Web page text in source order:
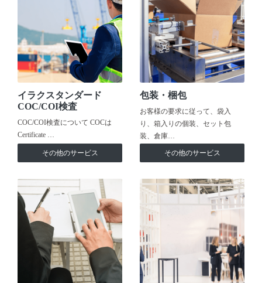
イラクスタンダード
COC/COI検査
COC/COI検査について COCは
Certificate …
その他のサービス
包装・梱包
お客様の要求に従って、袋入
り、箱入りの個装、セット包
装、倉庫…
その他のサービス